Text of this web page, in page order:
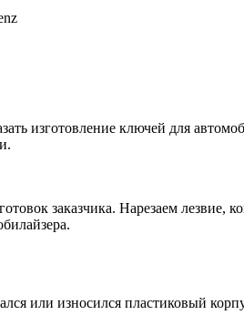
изготовление ключей для
заказчика. Нарезаем
или износился пластиковый